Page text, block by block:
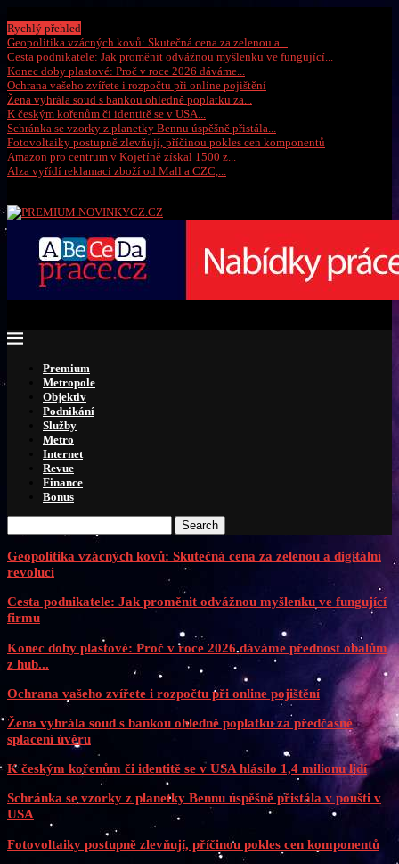
Rychlý přehled
Geopolitika vzácných kovů: Skutečná cena za zelenou a...
Cesta podnikatele: Jak proměnit odvážnou myšlenku ve fungující...
Konec doby plastové: Proč v roce 2026 dáváme...
Ochrana vašeho zvířete i rozpočtu při online pojištění
Žena vyhrála soud s bankou ohledně poplatku za...
K českým kořenům či identitě se v USA...
Schránka se vzorky z planetky Bennu úspěšně přistála...
Fotovoltaiky postupně zlevňují, příčinou pokles cen komponentů
Amazon pro centrum v Kojetíně získal 1500 z...
Alza vyřídí reklamaci zboží od Mall a CZC,...
Premium
Metropole
Objektiv
Podnikání
Služby
Metro
Internet
Revue
Finance
Bonus
Search
Geopolitika vzácných kovů: Skutečná cena za zelenou a digitální
revoluci
Cesta podnikatele: Jak proměnit odvážnou myšlenku ve fungující
firmu
Konec doby plastové: Proč v roce 2026 dáváme přednost obalům
z hub...
Ochrana vašeho zvířete i rozpočtu při online pojištění
Žena vyhrála soud s bankou ohledně poplatku za předčasné
splacení úvěru
K českým kořenům či identitě se v USA hlásilo 1,4 milionu lidí
Schránka se vzorky z planetky Bennu úspěšně přistála v poušti v
USA
Fotovoltaiky postupně zlevňují, příčinou pokles cen komponentů